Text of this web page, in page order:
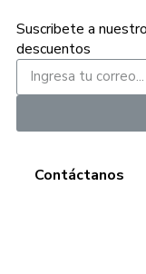
Suscribete a
descuentos
Contáctanos